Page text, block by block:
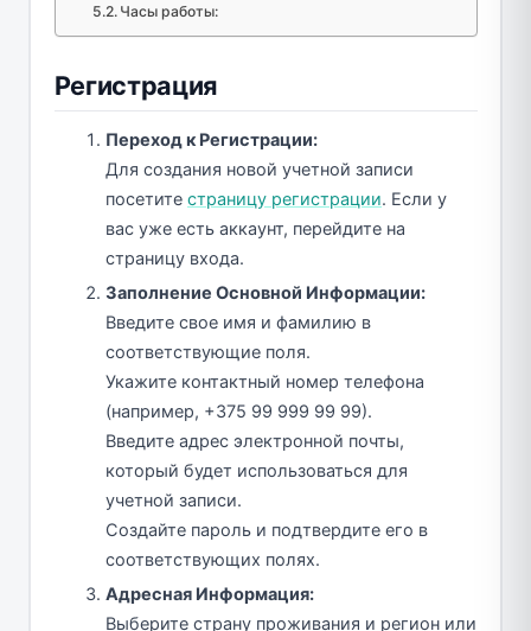
Часы работы:
Регистрация
Переход к Регистрации:
Для создания новой учетной записи
посетите страницу регистрации. Если у
вас уже есть аккаунт, перейдите на
страницу входа.
Заполнение Основной Информации:
Введите свое имя и фамилию в
соответствующие поля.
Укажите контактный номер телефона
(например, +375 99 999 99 99).
Введите адрес электронной почты,
который будет использоваться для
учетной записи.
Создайте пароль и подтвердите его в
соответствующих полях.
Адресная Информация:
Выберите страну проживания и регион или